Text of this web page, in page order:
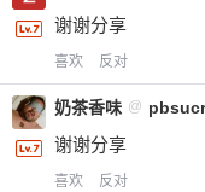
谢谢分享
喜欢 反对
奶茶香味 @
谢谢分享
喜欢 反对